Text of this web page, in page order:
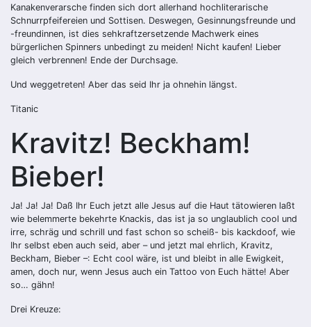
Kanakenverarsche finden sich dort allerhand hochliterarische
Schnurrpfeifereien und Sottisen. Deswegen, Gesinnungsfreunde und
-freundinnen, ist dies sehkraftzersetzende Machwerk eines
bürgerlichen Spinners unbedingt zu meiden! Nicht kaufen! Lieber
gleich verbrennen! Ende der Durchsage.
Und weggetreten! Aber das seid Ihr ja ohnehin längst.
Titanic
Kravitz! Beckham!
Bieber!
Ja! Ja! Ja! Daß Ihr Euch jetzt alle Jesus auf die Haut tätowieren laßt
wie belemmerte bekehrte Knackis, das ist ja so unglaublich cool und
irre, schräg und schrill und fast schon so scheiß- bis kackdoof, wie
Ihr selbst eben auch seid, aber – und jetzt mal ehrlich, Kravitz,
Beckham, Bieber –: Echt cool wäre, ist und bleibt in alle Ewigkeit,
amen, doch nur, wenn Jesus auch ein Tattoo von Euch hätte! Aber
so… gähn!
Drei Kreuze: